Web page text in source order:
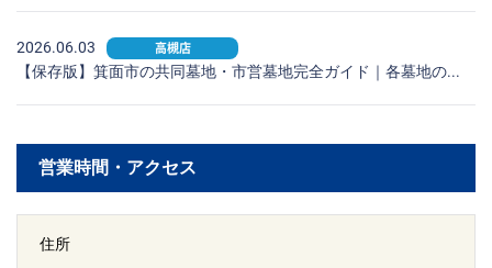
2026.06.03 高槻店
【保存版】箕面市の共同墓地・市営墓地完全ガイド｜各墓地の...
営業時間・アクセス
住所